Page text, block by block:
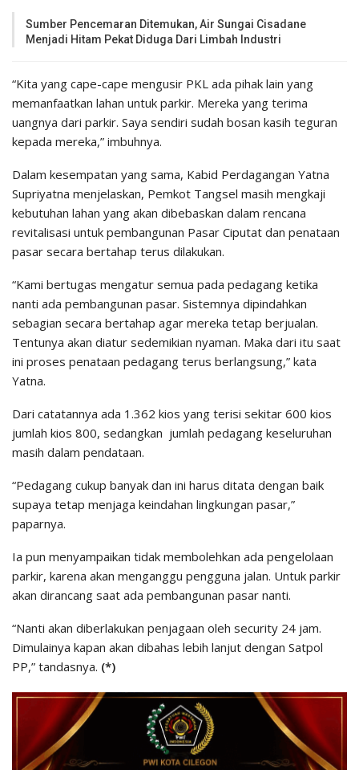
Sumber Pencemaran Ditemukan, Air Sungai Cisadane
Menjadi Hitam Pekat Diduga Dari Limbah Industri
“Kita yang cape-cape mengusir PKL ada pihak lain yang
memanfaatkan lahan untuk parkir. Mereka yang terima
uangnya dari parkir. Saya sendiri sudah bosan kasih teguran
kepada mereka,” imbuhnya.
Dalam kesempatan yang sama, Kabid Perdagangan Yatna
Supriyatna menjelaskan, Pemkot Tangsel masih mengkaji
kebutuhan lahan yang akan dibebaskan dalam rencana
revitalisasi untuk pembangunan Pasar Ciputat dan penataan
pasar secara bertahap terus dilakukan.
“Kami bertugas mengatur semua pada pedagang ketika
nanti ada pembangunan pasar. Sistemnya dipindahkan
sebagian secara bertahap agar mereka tetap berjualan.
Tentunya akan diatur sedemikian nyaman. Maka dari itu saat
ini proses penataan pedagang terus berlangsung,” kata
Yatna.
Dari catatannya ada 1.362 kios yang terisi sekitar 600 kios
jumlah kios 800, sedangkan jumlah pedagang keseluruhan
masih dalam pendataan.
“Pedagang cukup banyak dan ini harus ditata dengan baik
supaya tetap menjaga keindahan lingkungan pasar,”
paparnya.
Ia pun menyampaikan tidak membolehkan ada pengelolaan
parkir, karena akan menganggu pengguna jalan. Untuk parkir
akan dirancang saat ada pembangunan pasar nanti.
“Nanti akan diberlakukan penjagaan oleh security 24 jam.
Dimulainya kapan akan dibahas lebih lanjut dengan Satpol
PP,” tandasnya. (*)